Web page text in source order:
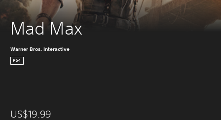
Mad Max
Warner Bros. Interactive
PS4
US$19.99